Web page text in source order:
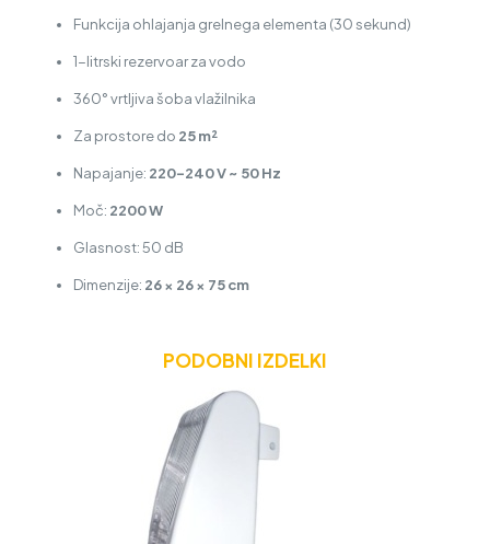
Funkcija ohlajanja grelnega elementa (30 sekund)
1-litrski rezervoar za vodo
360° vrtljiva šoba vlažilnika
Za prostore do 25 m²
Napajanje: 220–240 V ~ 50 Hz
Moč: 2200 W
Glasnost: 50 dB
Dimenzije: 26 × 26 × 75 cm
PODOBNI IZDELKI